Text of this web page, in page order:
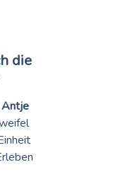
die
Antje